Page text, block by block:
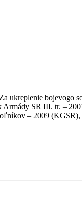
ukreplenie bojevogo
SR III. tr. –
– 2009 (KGSR),